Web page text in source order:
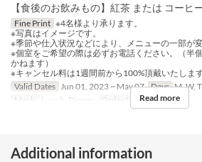
【食後のお飲みもの】紅茶 または コーヒ
Fine Print ※4名様より承ります。
※写真はイメージです。
※季節や仕入状況などにより、メニューの一部が
※個室をご希望の際は必ずお電話ください。（
かねます）
※キャンセル料は1週間前から100%頂戴いたしま
Valid Dates
Jun 01, 2023 ~ May 07 Days M, W,
Meals
Lunch, Dinner Order Limit 4 ~
Read more
Additional information